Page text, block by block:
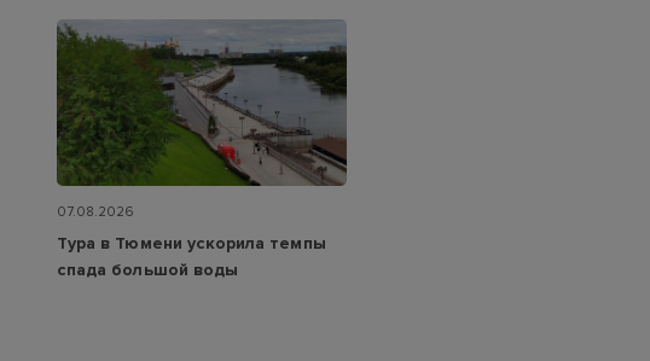
07.08.2026
Тура в Тюмени ускорила темпы
спада большой воды